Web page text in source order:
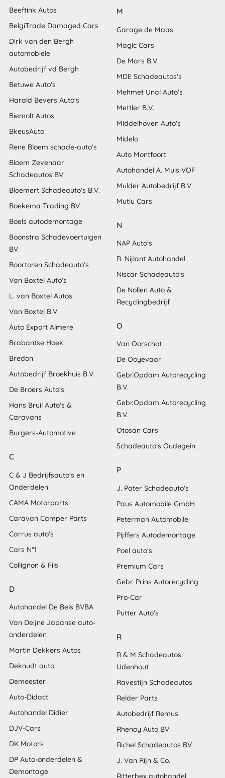
Beeftink Autos
BelgiTrade Damaged Cars
Dirk van den Bergh
automobiele
Autobedrijf vd Bergh
Betuwe Auto's
Harald Bevers Auto's
Biemolt Autos
BkeusAuto
Rene Bloem schade-auto's
Bloem Zevenaar
Schadeautos BV
Bloemert Schadeauto's B.V.
Boekema Trading BV
Boels autodemontage
Boonstra Schadevoertuigen
BV
Boortoren Schadeauto's
Van Boxtel Auto's
L. van Boxtel Autos
Van Boxtel B.V.
Auto Export Almere
Brabantse Hoek
Bredon
Autobedrijf Broekhuis B.V.
De Broers Auto's
Hans Bruil Auto's &
Caravans
Burgers-Automotive
C
C & J Bedrijfsauto's en
Onderdelen
CAMA Motorparts
Caravan Camper Parts
Carrus auto's
Cars N°1
Collignon & Fils
D
Autohandel De Bels BVBA
Van Deijne Japanse auto-
onderdelen
Martin Dekkers Autos
Deknudt auto
Demeester
Auto-Didact
Autohandel Didier
DJV-Cars
DK Motors
DP Auto-onderdelen &
Demontage
M
Garage de Maas
Magic Cars
De Mars B.V.
MDE Schadeautos's
Mehmet Unal Auto's
Mettler B.V.
Middelhoven Auto's
Midelo
Auto Montfoort
Autohandel A. Muis VOF
Mulder Autobedrijf B.V.
Mutlu Cars
N
NAP Auto's
R. Nijlant Autohandel
Niscar Schadeauto's
De Nollen Auto &
Recyclingbedrijf
O
Van Oorschot
De Ooyevaar
Gebr.Opdam Autorecycling
B.V.
Gebr.Opdam Autorecycling
B.V.
Otosan Cars
Schadeauto's Oudegein
P
J. Pater Schadeauto's
Paus Automobile GmbH
Peterman Automobile
Pijffers Autodemontage
Poel auto's
Premium Cars
Gebr. Prins Autorecycling
Pro-Car
Putter Auto's
R
R & M Schadeautos
Udenhout
Ravestijn Schadeautos
Relder Parts
Autobedrijf Remus
Rhenoy Auto BV
Richel Schadeautos BV
J. Van Rijn & Co.
Ritterbex autohandel